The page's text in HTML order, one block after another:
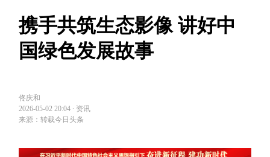
携手共筑生态影像 讲好中
国绿色发展故事
佟庆和
2026-05-02 20:04 ∙ 资讯
来源：转载今日头条